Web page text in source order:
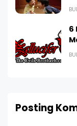
6
Posting